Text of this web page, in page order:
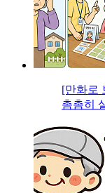
[만화로
촘촘히